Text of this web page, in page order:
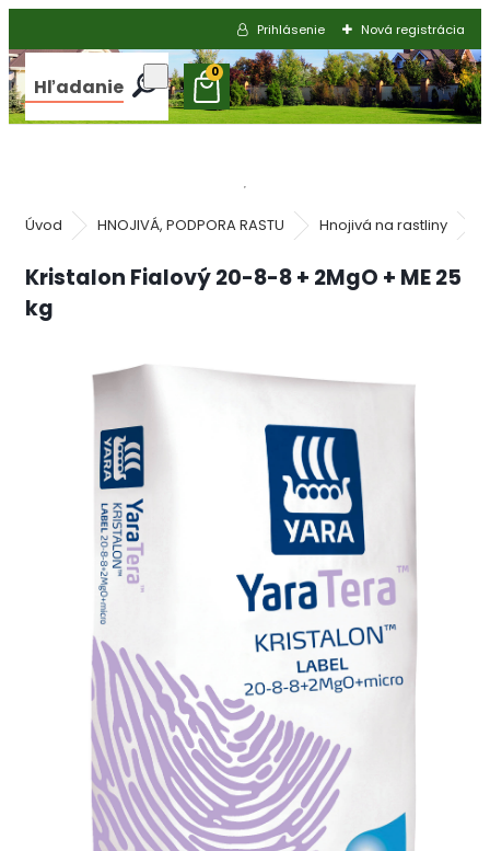
Prihlásenie Nová registrácia
Hľadanie
0
Úvod HNOJIVÁ, PODPORA RASTU Hnojivá na rastliny
Kristalon Fialový 20-8-8 + 2MgO + ME 25
kg